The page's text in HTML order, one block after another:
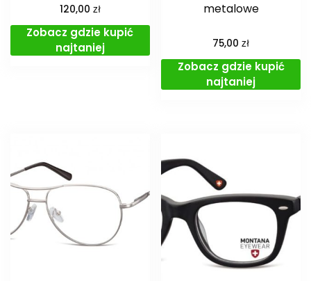
120,00 zł
Zobacz gdzie kupić
najtaniej
metalowe
75,00zł
Zobacz gdzie kupić
najtaniej